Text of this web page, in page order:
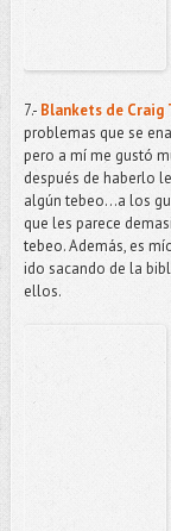
7.- Blankets de Craig
problemas que se
pero a mí me gustó
después de haberlo
algún tebeo...a los
que les parece
tebeo. Además, es
ido sacando de la
ellos.